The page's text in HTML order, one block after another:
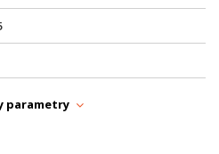
parametry